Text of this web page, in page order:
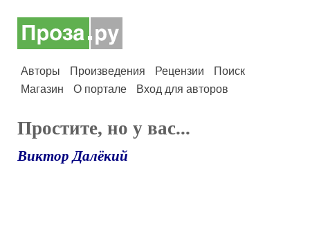
Авторы Произведения Рецензии
Поиск
Магазин
О портале Вход для авторов
Простите, но у вас...
Виктор Далёкий